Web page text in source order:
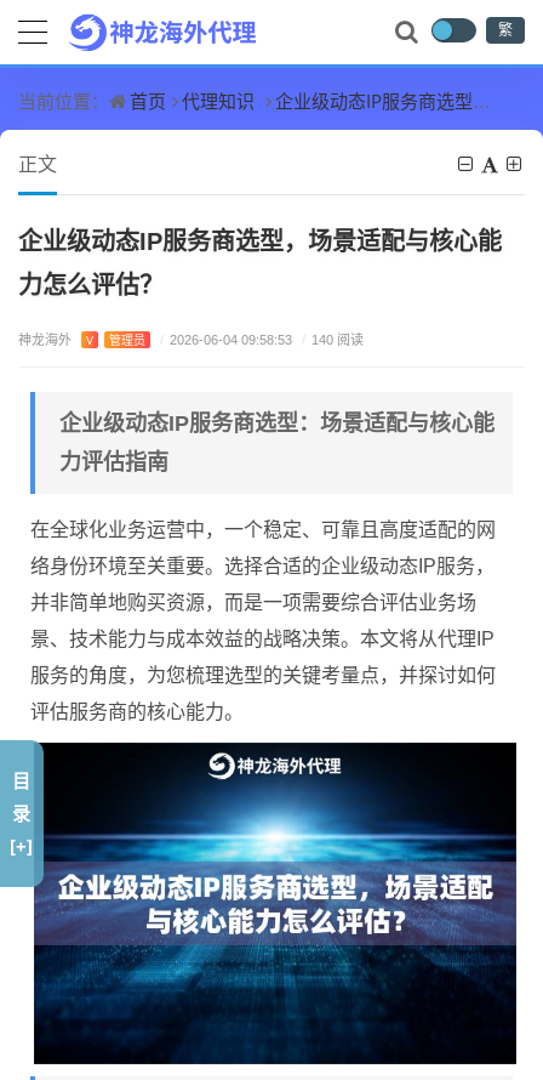
繁
当前位置： 首页 代理知识 企业级动态IP服务商选型，场景适配与核心能力怎么评估？
正文
企业级动态IP服务商选型，场景适配与核心能
力怎么评估？
神龙海外 V 管理员 / 2026-06-04 09:58:53 / 140 阅读
企业级动态IP服务商选型：场景适配与核心能
力评估指南
在全球化业务运营中，一个稳定、可靠且高度适配的网
络身份环境至关重要。选择合适的企业级动态IP服务，
并非简单地购买资源，而是一项需要综合评估业务场
景、技术能力与成本效益的战略决策。本文将从代理IP
服务的角度，为您梳理选型的关键考量点，并探讨如何
评估服务商的核心能力。
目
录
[+]